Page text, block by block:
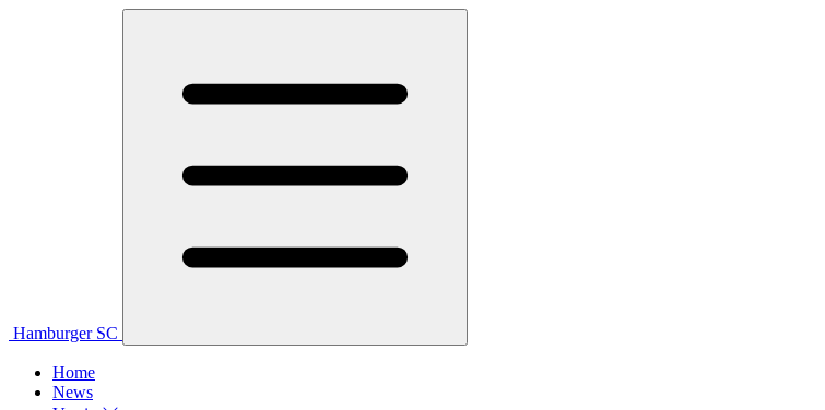
Hamburger SC
Home
News